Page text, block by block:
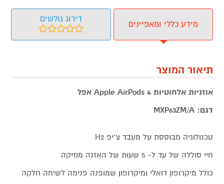
מידע כללי ומאפיינים
דירוג גולשים
תיאור המוצר
אוזניות אלחוטיות Apple AirPods 4 אפל
דגם: MXP63ZM/A
טכנולוגיה מבוססת על מעבד צ'יפ H2
חיי סוללה של עד ל- 5 שעות של האזנה מוזיקה
כולל מיקרופון דואלי ומיקרופון שמופנה פנימה לשיחה חלקה